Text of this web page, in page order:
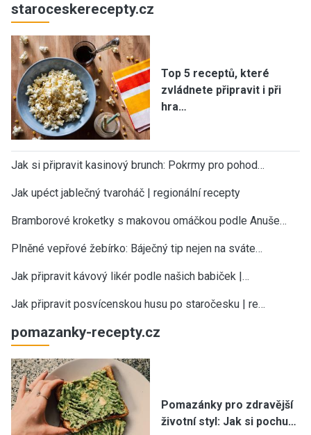
staroceskerecepty.cz
Top 5 receptů, které
zvládnete připravit i při
hra…
Jak si připravit kasinový brunch: Pokrmy pro pohod…
Jak upéct jablečný tvaroháč | regionální recepty
Bramborové kroketky s makovou omáčkou podle Anuše…
Plněné vepřové žebírko: Báječný tip nejen na sváte…
Jak připravit kávový likér podle našich babiček |…
Jak připravit posvícenskou husu po staročesku | re…
pomazanky-recepty.cz
Pomazánky pro zdravější
životní styl: Jak si pochu…